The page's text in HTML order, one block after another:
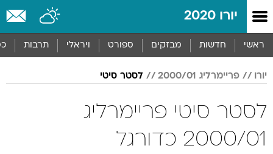
יורו 2020
ראשי חדשות מבזקים ספורט ויראלי תרבות
יורו פריימרליג 2000/01 לסטר סיטי
לסטר סיטי פריימרליג
2000/01 כדורגל